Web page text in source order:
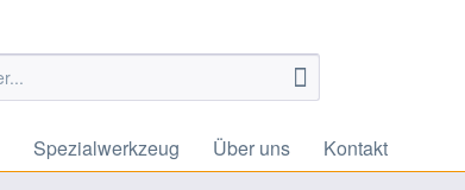
Spezialwerkzeug Über uns Kontakt